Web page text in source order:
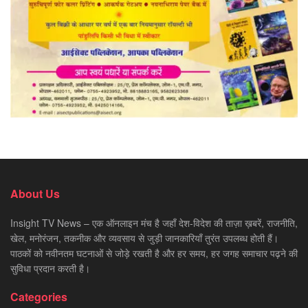
About Us
Insight TV News – एक ऑनलाइन मंच है जहाँ देश-विदेश की ताज़ा ख़बरें, राजनीति,
खेल, मनोरंजन, तकनीक और व्यवसाय से जुड़ी जानकारियाँ तुरंत उपलब्ध होती हैं।
पाठकों को नवीनतम घटनाओं से जोड़े रखती है और हर समय, हर जगह समाचार पढ़ने की
सुविधा प्रदान करती है।
Categories